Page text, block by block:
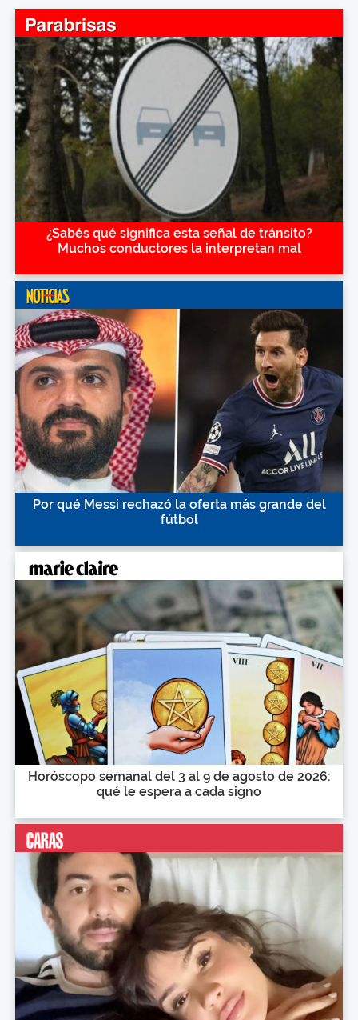
¿Sabés qué significa esta señal de tránsito?
Muchos conductores la interpretan mal
Por qué Messi rechazó la oferta más grande del
fútbol
Horóscopo semanal del 3 al 9 de agosto de 2026:
qué le espera a cada signo